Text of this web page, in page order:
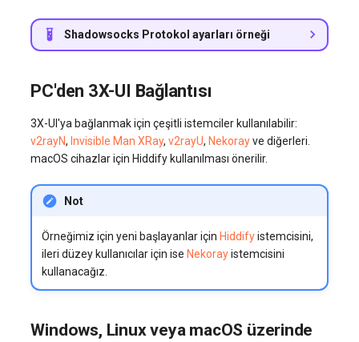
Shadowsocks Protokol ayarları örneği
PC'den 3X-UI Bağlantısı
3X-UI'ya bağlanmak için çeşitli istemciler kullanılabilir:
v2rayN,Invisible Man XRay,v2rayU,Nekorayve diğerleri.
macOS cihazlar için Hiddify kullanılması önerilir.
Not
Örneğimiz için yeni başlayanlar için Hiddifyistemcisini,
ileri düzey kullanıcılar için ise Nekorayistemcisini
kullanacağız.
Windows, Linux veya macOS üzerinde